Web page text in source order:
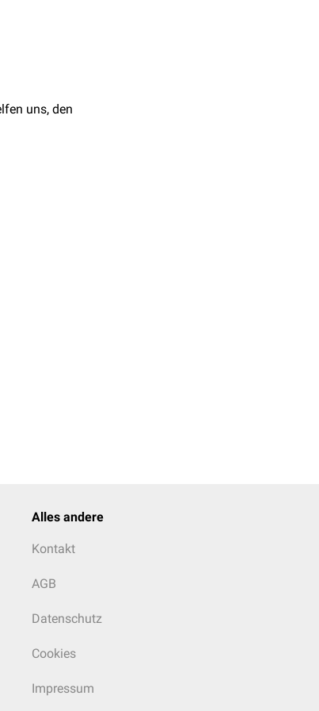
uns, den
Alles andere
Kontakt
AGB
Datenschutz
Cookies
Impressum